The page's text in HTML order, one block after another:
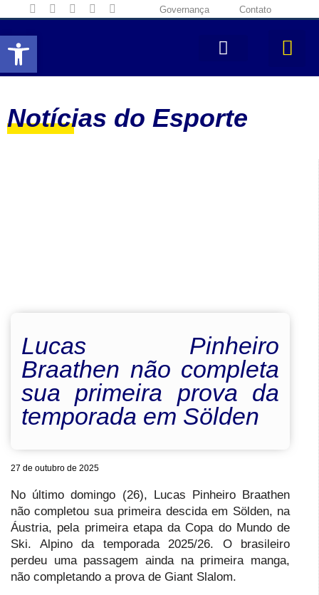
Abrir a barra de ferramentas
Governança Contato
Notícias do Esporte
Lucas Pinheiro
Braathen não completa
sua primeira prova da
temporada em Sölden
27 de outubro de 2025
No último domingo (26), Lucas Pinheiro Braathen
não completou sua primeira descida em Sölden, na
Áustria, pela primeira etapa da Copa do Mundo de
Ski. Alpino da temporada 2025/26. O brasileiro
perdeu uma passagem ainda na primeira manga,
não completando a prova de Giant Slalom.